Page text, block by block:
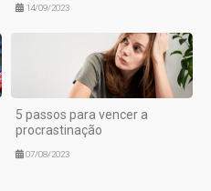
14/09/2023
5 passos para vencer a
procrastinação
07/08/2023